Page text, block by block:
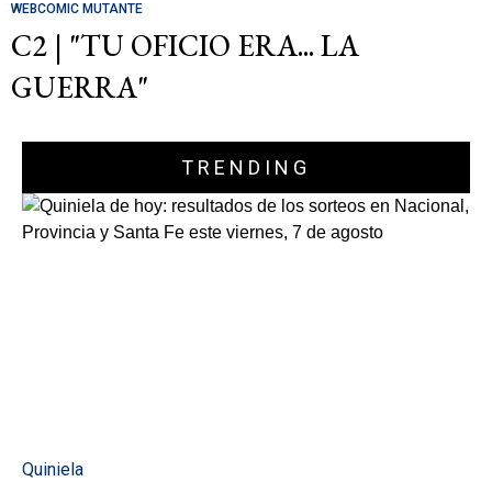
WEBCOMIC MUTANTE
C2 | "TU OFICIO ERA... LA
GUERRA"
TRENDING
Quiniela